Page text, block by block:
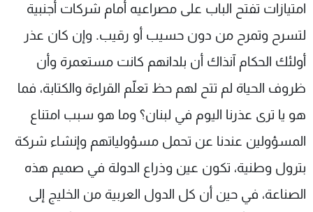
امتيازات تفتح الباب على مصراعيه أمام شركات أجنبية
لتسرح وتمرح من دون حسيب أو رقيب. وإن كان عذر
أولئك الحكام آنذاك أن بلدانهم كانت مستعمرة وأن
ظروف الحياة لم تتح لهم حظ تعلّم القراءة والكتابة، فما
هو يا ترى عذرنا اليوم في لبنان؟ وما هو سبب امتناع
المسؤولين عندنا عن تحمل مسؤولياتهم وإنشاء شركة
بترول وطنية، تكون عين وذراع الدولة في صميم هذه
الصناعة، في حين أن كل الدول العربية من الخليج إلى